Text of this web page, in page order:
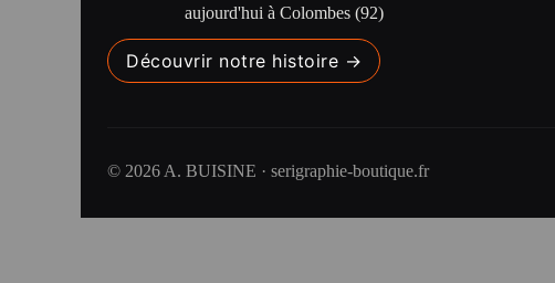
aujourd'hui à Colombes (92)
Découvrir notre histoire →
© 2026 A. BUISINE · serigraphie-boutique.fr